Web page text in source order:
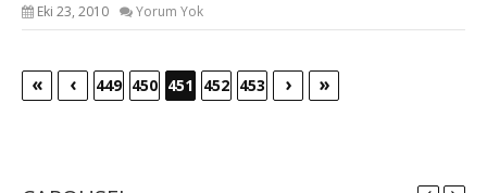
Eki 23, 2010 Yorum Yok
« ‹ 449 450 451 452 453 › »